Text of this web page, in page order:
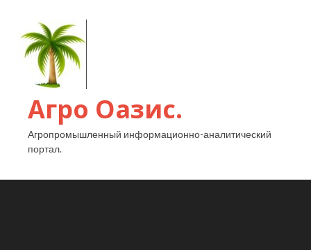
Агро Оазис.
Агропромышленный информационно-аналитический
портал.